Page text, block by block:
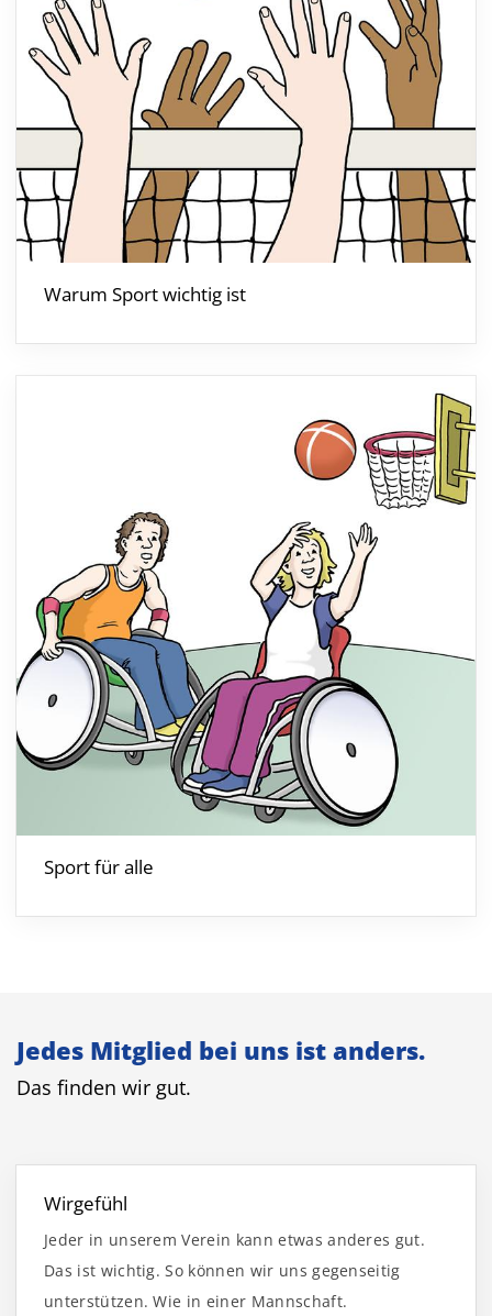
Warum Sport wichtig ist
Sport für alle
Jedes Mitglied bei uns ist anders.
Das finden wir gut.
Wirgefühl
Jeder in unserem Verein kann etwas anderes gut.
Das ist wichtig. So können wir uns gegenseitig
unterstützen. Wie in einer Mannschaft.